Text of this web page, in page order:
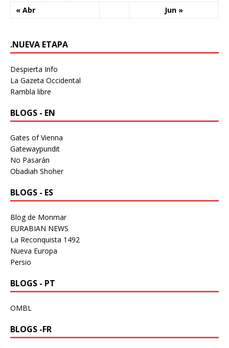
« Abr Jun »
.NUEVA ETAPA
Despierta Info
La Gazeta Occidental
Rambla libre
BLOGS - EN
Gates of Vienna
Gatewaypundit
No Pasarán
Obadiah Shoher
BLOGS - ES
Blog de Monmar
EURABIAN NEWS
La Reconquista 1492
Nueva Europa
Persio
BLOGS - PT
OMBL
BLOGS -FR